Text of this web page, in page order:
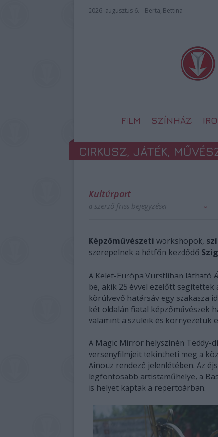
2026. augusztus 6. – Berta, Bettina
FILM SZÍNHÁZ
CIRKUSZ, JÁTÉK,
Kultúrpart
a szerző friss bejegyzései
Képzőművészeti workshopok,
szerepelnek a hétfőn kezdődő
A Kelet-Európa Vurstliban látható
be, akik 25 évvel ezelőtt
körülvevő határsáv egy szakasza
két oldalán fiatal képzőművészek
valamint a szüleik és környezetük
A Magic Mirror helyszínén Teddy-
versenyfilmjeit tekintheti meg a
Ainouz rendező jelenlétében. Az
legfontosabb artistaműhelye, a
is helyet kaptak a repertoárban.